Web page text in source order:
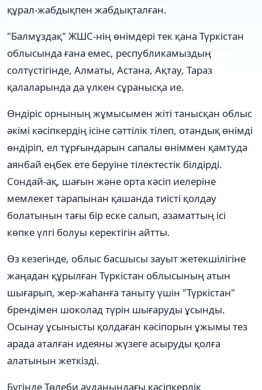
құрал-жабдықпен жабдықталған.
"Балмұздақ" ЖШС-нің өнімдері тек қана Түркістан
облысында ғана емес, республикамыздың
солтүстігінде, Алматы, Астана, Ақтау, Тараз
қалаларында да үлкен сұранысқа ие.
Өндіріс орнының жұмысымен жіті танысқан облыс
әкімі кәсіпкердің ісіне сәттілік тілеп, отандық өнімді
өндіріп, ел тұрғындарын сапалы өніммен қамтуда
аянбай еңбек ете беруіне тілектестік білдірді.
Сондай-ақ, шағын және орта кәсіп иелеріне
мемлекет тарапынан қашанда тиісті қолдау
болатынын тағы бір еске салып, азаматтың ісі
көпке үлгі болуы керектігін айтты.
Өз кезегінде, облыс басшысы зауыт жетекшілігіне
жаңадан құрылған Түркістан облысының атын
шығарып, жер-жаһанға таныту үшін "Түркістан"
брендімен шоколад түрін шығаруды ұсынды.
Осынау ұсынысты қолдаған кəсіпорын ұжымы тез
арада аталған идеяны жүзеге асыруды қолға
алатынын жеткізді.
Бүгінде Төлеби ауданындағы кәсіпкерлік